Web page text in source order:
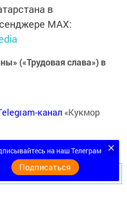
в
MАХ:
(«Трудовая слава») в
канал «Кукмор
новости
на наш Телеграм
Подписаться